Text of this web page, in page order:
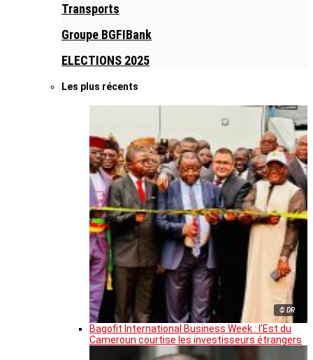
Transports
Groupe BGFIBank
ELECTIONS 2025
Les plus récents
© DR
Bagofit International Business Week : l’Est du
Cameroun courtise les investisseurs étrangers